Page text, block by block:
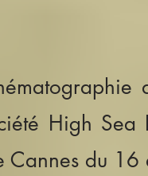
High Sea
Cannes du